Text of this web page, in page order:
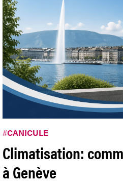
#CANICULE
Climatisation:
à Genève